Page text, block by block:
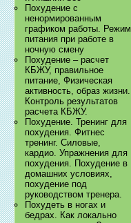
Похудение с
ненормированным
графиком работы. Режим
питания при работе в
ночную смену
Похудение – расчет
КБЖУ, правильное
питание, Физическая
активность, образ жизни.
Контроль результатов
расчета КБЖУ.
Похудение. Тренинг для
похудения. Фитнес
тренинг. Силовые,
кардио. Упражнения для
похудения. Похудение в
домашних условиях,
похудение под
руководством тренера.
Похудеть в ногах и
бедрах. Как локально